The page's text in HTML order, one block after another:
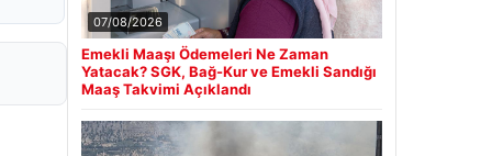
07/08/2026
Emekli Maaşı Ödemeleri Ne Zaman
Yatacak? SGK, Bağ-Kur ve Emekli Sandığı
Maaş Takvimi Açıklandı